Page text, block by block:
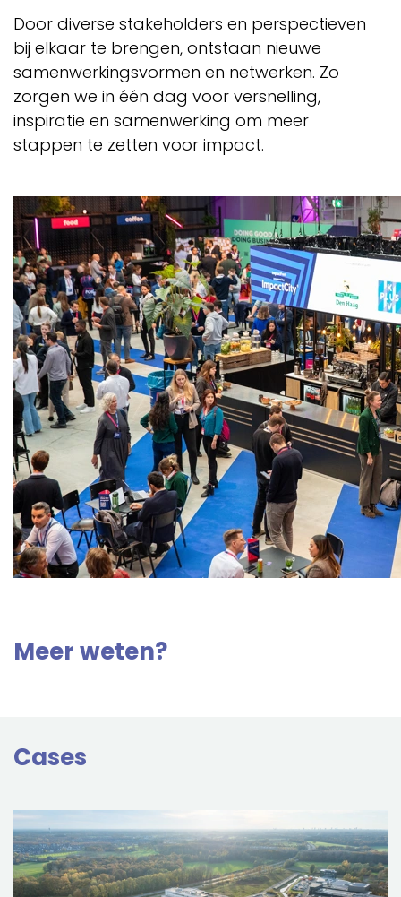
Door diverse stakeholders en perspectieven
bij elkaar te brengen, ontstaan nieuwe
samenwerkingsvormen en netwerken. Zo
zorgen we in één dag voor versnelling,
inspiratie en samenwerking om meer
stappen te zetten voor impact.
Meer weten?
Cases